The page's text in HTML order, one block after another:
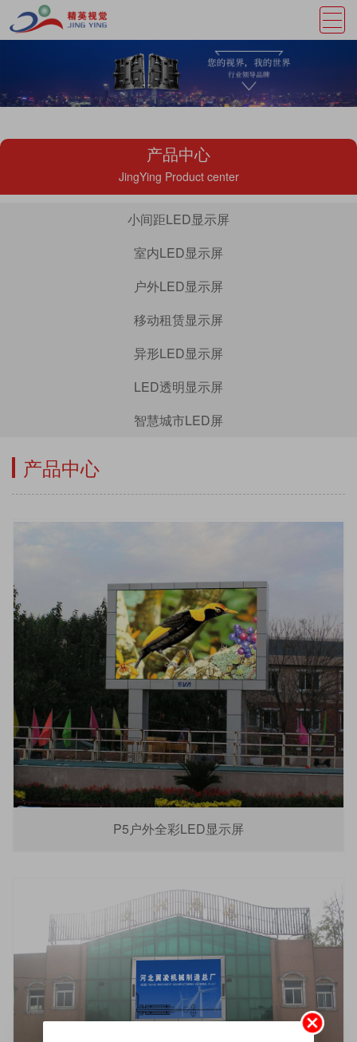
产品中心
JingYing Product center
小间距LED显示屏
室内LED显示屏
户外LED显示屏
移动租赁显示屏
异形LED显示屏
LED透明显示屏
智慧城市LED屏
产品中心
P5户外全彩LED显示屏